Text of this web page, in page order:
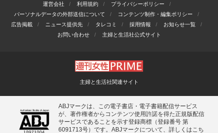
運営会社 利用規約
プライバシーポリシー
パーソナルデータの外部送信について
コンテンツ制作・編集ポリシー
広告掲載
ニュース提供先 タレコミ 採用情報
お知らせ一覧
お問い合わせ
主婦と生活社公式サイト
主婦と生活社関連サイト
ABJマークは、この電子書店・電子書籍配信サービス
が、著作権者からコンテンツ使用許諾を得た正規版配信
サービスであることを示す登録商標（登録番号 第
6091713号）です。ABJマークについて、詳しくはこち